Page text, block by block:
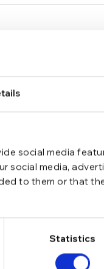
social media
social media,
to them or that
Statistics